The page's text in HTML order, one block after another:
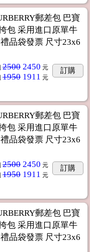
郵差包 巴寶
包 采用進口原單牛
品袋發票 尺寸23x6
2500 2450 元
1950 1911 元
訂購
郵差包 巴寶
包 采用進口原單牛
品袋發票 尺寸23x6
2500 2450 元
1950 1911 元
訂購
郵差包 巴寶
包 采用進口原單牛
品袋發票 尺寸23x6